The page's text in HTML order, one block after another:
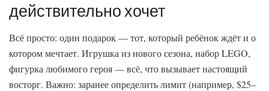
действительно хочет
Всё просто: один подарок — тот, который ребёнок ждёт и о
котором мечтает. Игрушка из нового сезона, набор LEGO,
фигурка любимого героя — всё, что вызывает настоящий
восторг. Важно: заранее определить лимит (например, $25–